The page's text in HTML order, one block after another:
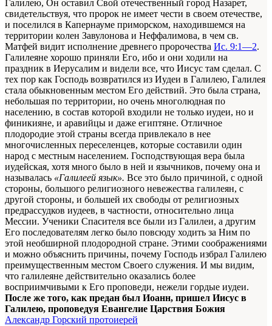
Галилею, Он оставил Свой отечественный город Назарет,
свидетельствуя, что пророк не имеет чести в своем отечестве,
и поселился в Капернауме приморском, находившемся на
территории колен Завулонова и Неффалимова, в чем св.
Матфей видит исполнение древнего пророчества Ис. 9:1—2.
Галилеяне хорошо приняли Его, ибо и они ходили на
праздник в Иерусалим и видели все, что Иисус там сделал. С
тех пор как Господь возвратился из Иудеи в Галилею, Галилея
стала обыкновенным местом Его действий. Это была страна,
небольшая по территории, но очень многолюдная по
населению, в состав которой входили не только иудеи, но и
финикияне, и аравийцы и даже египтяне. Отличное
плодородие этой страны всегда привлекало в нее
многочисленных переселенцев, которые составили один
народ с местным населением. Господствующая вера была
иудейская, хотя много было в ней и язычников, почему она и
называлась «Галилеей язык». Все это было причиной, с одной
стороны, большого религиозного невежества галилеян, с
другой стороны, и большей их свободы от религиозных
предрассудков иудеев, в частности, относительно лица
Мессии. Ученики Спасителя все были из Галилеи, а другим
Его последователям легко было повсюду ходить за Ним по
этой необширной плодородной стране. Этими соображениями
и можно объяснить причины, почему Господь избрал Галилею
преимущественным местом Своего служения. И мы видим,
что галилеяне действительно оказались более
восприимчивыми к Его проповеди, нежели гордые иудеи.
После же того, как предан был Иоанн, пришел Иисус в
Галилею, проповедуя Евангелие Царствия Божия
Александр Горский протоиерей